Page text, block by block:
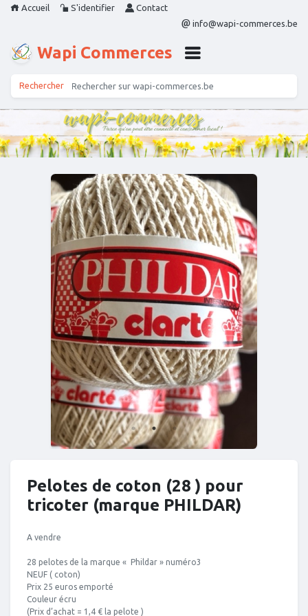
Accueil S'identifier
Contact
info@wapi-commerces.be
Wapi Commerces
Pelotes de coton (28 ) pour
tricoter (marque PHILDAR)
A vendre
28 pelotes de la marque « Phildar » numéro3
NEUF ( coton)
Prix 25 euros emporté
Couleur écru
(Prix d’achat = 1,4 € la pelote )